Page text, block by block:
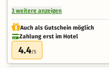
3 weitere anzeigen
Auch als Gutschein möglich
Zahlung erst im Hotel
4.4/5